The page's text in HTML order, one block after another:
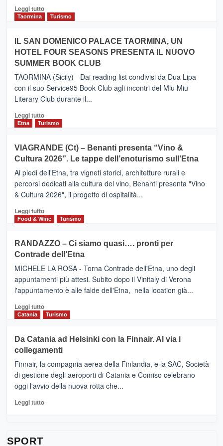
e
Zanzibar
da
Neos
Leggi tuttoLeggi
PIEDIMONTE
ETNEO
–
Meta
turistica
privilegiata
secondo
dati
di
Anche
la
Alcantara
nei
primi
nella
classifica
Taormina Turismo
IL SAN DOMENICO PALACE TAORMINA, UN
HOTEL FOUR SEASONS PRESENTA IL NUOVO
SUMMER BOOK CLUB
TAORMINA (Sicily) - Dai reading list condivisi da Dua Lipa
con il suo Service95 Book Club agli incontri del Miu Miu
Literary Club durante il...
Leggi tuttoLeggi
di
IL
SAN
DOMENICO
PALACE
TAORMINA,
UN
HOTEL
FOUR
IL
NUOVO
SUMMER
CLUB
Etna Turismo
VIAGRANDE (Ct) – Benanti presenta “Vino &
Cultura 2026”. Le tappe dell’enoturismo sull’Etna
Ai piedi dell'Etna, tra vigneti storici, architetture rurali e
percorsi dedicati alla cultura del vino, Benanti presenta "Vino
& Cultura 2026", il progetto di ospitalità...
Leggi tuttoLeggi
di
VIAGRANDE
(Ct)
–
Benanti
presenta
“Vino
&
Cultura
tappe
dell’enoturismo
Food & Wine Turismo
RANDAZZO – Ci siamo quasi…. pronti per
Contrade dell’Etna
MICHELE LA ROSA - Torna Contrade dell'Etna, uno degli
appuntamenti più attesi. Subito dopo il Vinitaly di Verona
l'appuntamento è alle falde dell'Etna, nella location già...
Leggi tuttoLeggi
di
RANDAZZO
–
Ci
siamo
quasi….
pronti
per
Catania Turismo
Da Catania ad Helsinki con la Finnair. Al via i
collegamenti
Finnair, la compagnia aerea della Finlandia, e la SAC, Società
di gestione degli aeroporti di Catania e Comiso celebrano
oggi l'avvio della nuova rotta che...
Leggi tuttoLeggi
SPORT